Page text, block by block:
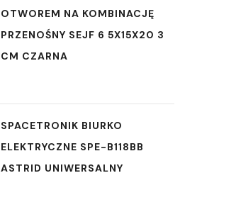
OTWOREM NA KOMBINACJĘ
PRZENOŚNY SEJF 6 5X15X20 3
CM CZARNA
SPACETRONIK BIURKO
ELEKTRYCZNE SPE-B118BB
ASTRID UNIWERSALNY